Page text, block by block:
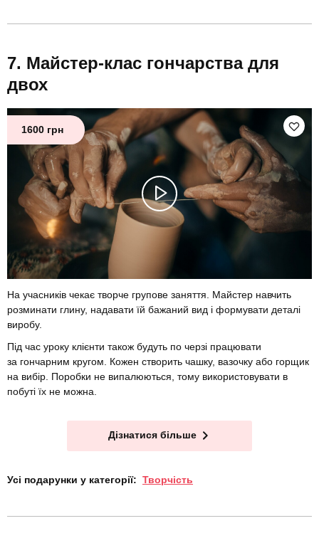
Майстер-клас гончарства для
двох
1600 грн
На учасників чекає творче групове заняття. Майстер навчить
розминати глину, надавати їй бажаний вид і формувати деталі
виробу.
Під час уроку клієнти також будуть по черзі працювати
за гончарним кругом. Кожен створить чашку, вазочку або горщик
на вибір. Поробки не випалюються, тому використовувати в
побуті їх не можна.
Дізнатися більше
Усі подарунки у категорії: Творчість